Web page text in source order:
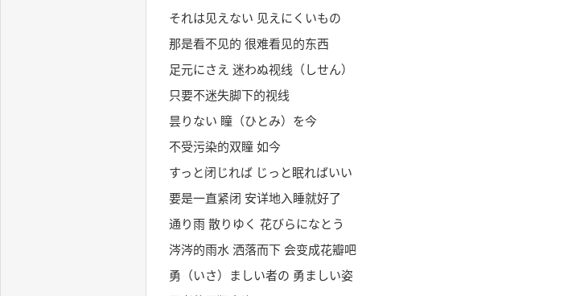
それは见えない 见えにくいもの
那是看不见的 很难看见的东西
足元にさえ 迷わぬ视线（しせん）
只要不迷失脚下的视线
昙りない 瞳（ひとみ）を今
不受污染的双瞳 如今
すっと闭じれば じっと眠ればいい
要是一直紧闭 安详地入睡就好了
通り雨 散りゆく 花びらになとう
涔涔的雨水 洒落而下 会变成花瓣吧
勇（いさ）ましい者の 勇ましい姿